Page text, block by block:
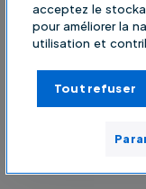
acceptez le
pour améliorer la
utilisation et
Tout refuser